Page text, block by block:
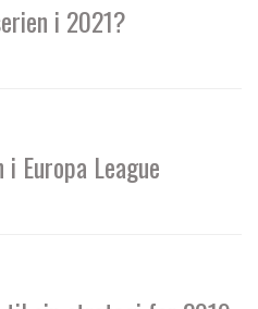
i 2021?
Europa League